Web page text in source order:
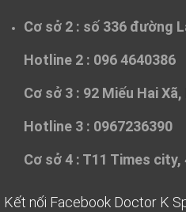
Cơ sở 2 : số 336 đường
Hotline 2 : 096 4640386
Cơ sở 3 : 92 Miếu Hai
Hotline 3 : 0967236390
Cơ sở 4 : T11 Times city,
Kết nối Facebook Doctor K